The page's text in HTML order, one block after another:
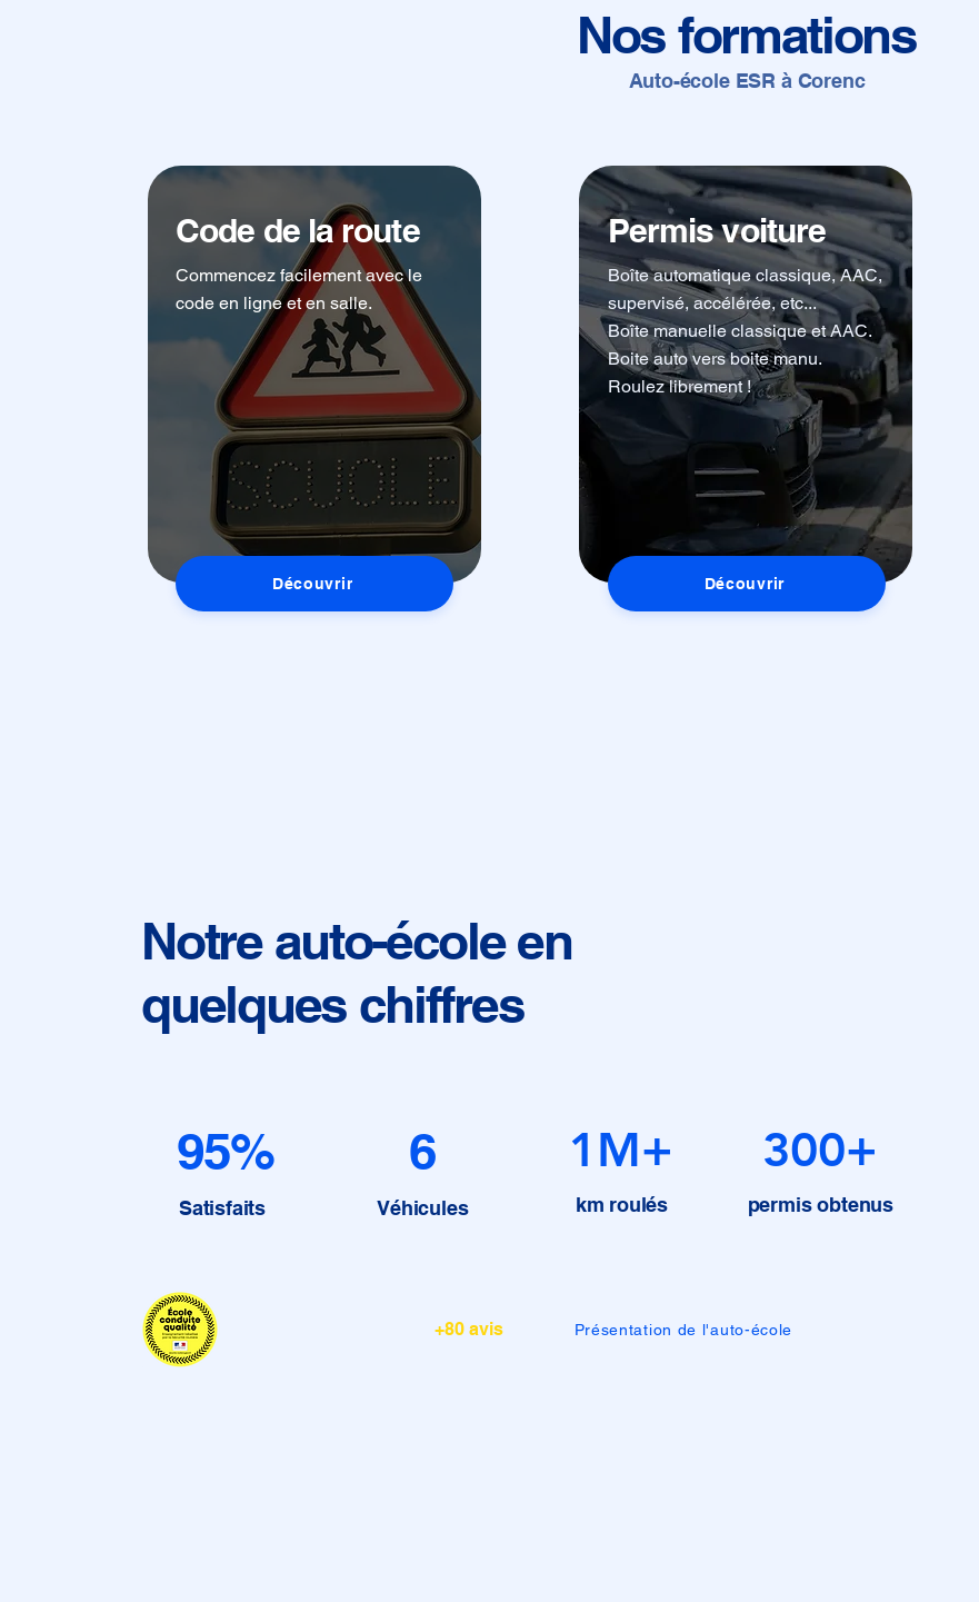
Nos formations
Auto-école ESR à Corenc
Code de la route
Commencez facilement avec le
code en ligne et en salle.
Découvrir
Permis voiture
Boîte automatique classique, AAC,
supervisé, accélérée, etc...
Boîte manuelleclassiqueet AAC.
Boite auto vers boite manu.
Roulez librement !
Découvrir
Notre auto-école en
quelques chiffres
95%
Satisfaits
6
Véhicules
1M+
km roulés
300+
permis obtenus
+80 avis Présentation de l'auto-école